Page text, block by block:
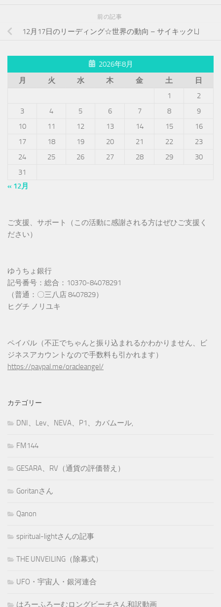
前の記事
12月17日のリーディング☆世界の動向 – サイキックLJ
2026年8月
月
火 水 木 金 土
日
1
2
3
4 5 6 7 8
9
10
11 12 13 14 15
16
17
18 19 20 21 22
23
24
25 26 27 28 29
30
31
« 12月
ご支援、サポート（この活動に感謝される方はぜひご支援く
ださい）
ゆうちょ銀行
記号番号：総合：10370-84078291
（普通：〇三八店 8407829）
ヒグチ ノリユキ
ペイパル（不正でちゃんと振り込まれるかわかりません、ビ
ジネスアカウントなので手数料も引かれます）
https://paypal.me/oracleangel/
カテゴリー
DNI、Lev、NEVA、P1、カバムール,
FM144
GESARA、RV（通貨の評価替え）
Goritanさん
Qanon
spiritual-lightさんの記事
THE UNVEILING（除幕式）
UFO・宇宙人・銀河連合
はろーふろーむロングビーチさん和訳動画